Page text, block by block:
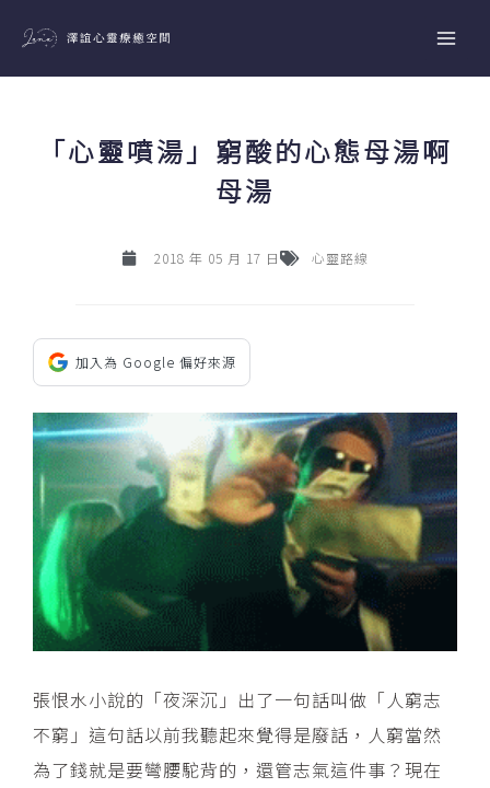
主
「心靈噴湯」窮酸的心態母湯啊
母湯
2018 年 05 月 17 日 心靈路線
加入為 Google 偏好來源
張恨水小說的「夜深沉」出了一句話叫做「人窮志
不窮」這句話以前我聽起來覺得是廢話，人窮當然
為了錢就是要彎腰駝背的，還管志氣這件事？現在